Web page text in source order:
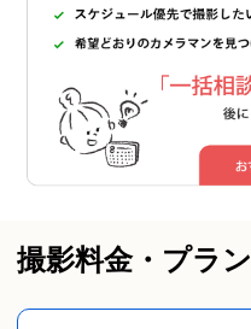
撮影料金・プラン